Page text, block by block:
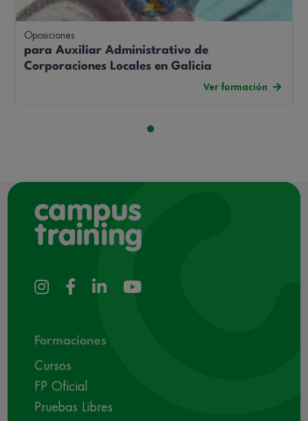
Oposiciones
para Auxiliar Administrativo de
Corporaciones Locales en Galicia
Ver formación
Formaciones
Cursos
FP Oficial
Pruebas Libres